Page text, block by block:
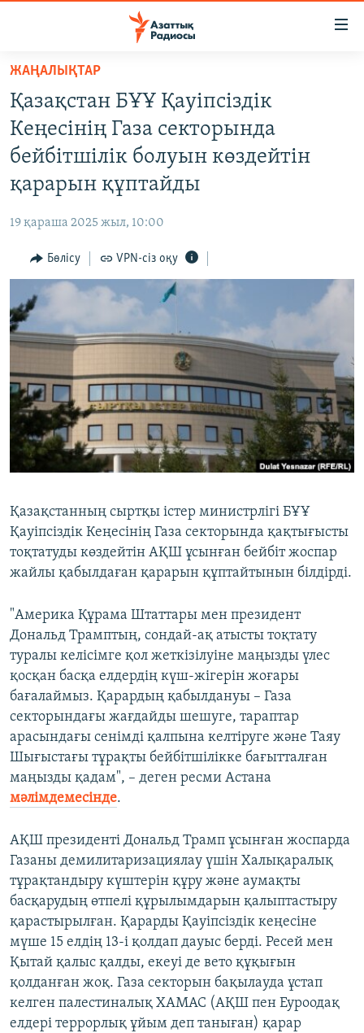
Skip
main
content
Skip
main
Skip
Search
САЯСАТ
AZATTYQTV
ӘЛЕУМЕТ
ӘЛЕМ
АРНАЙЫ ЖОБАЛАР
Русский
ЖАЗЫЛЫҢЫЗ
Басқа тілдерде
ЖАҢАЛЫҚТАР
Қазақстан БҰҰ Қауіпсіздік
Кеңесінің Газа секторында
бейбітшілік болуын көздейтін
қарарын құптайды
19 қараша 2025 жыл, 10:00
Бөлісу VPN-сіз оқу
Қазақстанның сыртқы істер министрлігі БҰҰ
Қауіпсіздік Кеңесінің Газа секторында қақтығысты
тоқтатуды көздейтін АҚШ ұсынған бейбіт жоспар
жайлы қабылдаған қарарын құптайтынын білдірді.
"Америка Құрама Штаттары мен президент
Дональд Трамптың, сондай-ақ атысты тоқтату
туралы келісімге қол жеткізілуіне маңызды үлес
қосқан басқа елдердің күш-жігерін жоғары
бағалаймыз. Қарардың қабылдануы – Газа
секторындағы жағдайды шешуге, тараптар
арасындағы сенімді қалпына келтіруге және Таяу
Шығыстағы тұрақты бейбітшілікке бағытталған
маңызды қадам", – деген ресми Астана
мәлімдемесінде.
АҚШ президенті Дональд Трамп ұсынған жоспарда
Газаны демилитаризациялау үшін Халықаралық
тұрақтандыру күштерін құру және аумақты
басқарудың өтпелі құрылымдарын қалыптастыру
қарастырылған. Қарарды Қауіпсіздік кеңесіне
мүше 15 елдің 13-і қолдап дауыс берді. Ресей мен
Қытай қалыс қалды, екеуі де вето құқығын
қолданған жоқ. Газа секторын бақылауда ұстап
келген палестиналық ХАМАС (АҚШ пен Еуроодақ
елдері террорлық ұйым деп таныған) қарар